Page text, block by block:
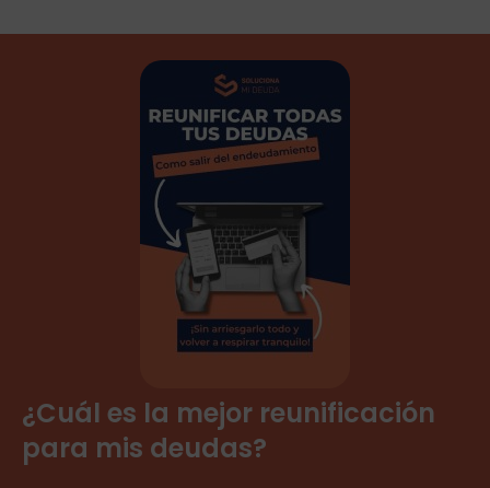
¿Cuál es la mejor reunificación
para mis deudas?